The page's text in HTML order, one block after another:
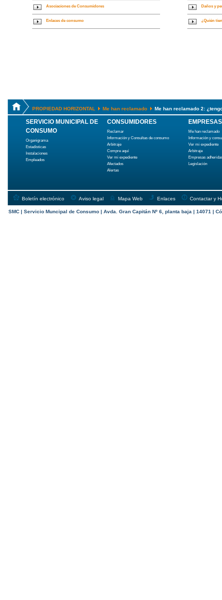
Asociaciones de Consumidores
Enlaces de consumo
Daños y
¿Quién
PROPIEDAD HORIZONTAL Me han reclamado Me han reclamado 2:
SERVICIO MUNICIPAL DE
CONSUMO
Organigrama
Estadísticas
Instalaciones
Empleados
CONSUMIDORES
Reclamar
Información y Consultas de consumo
Arbitraje
Compre aquí
Ver mi expediente
Afectados
Alertas
EMPRESAS
Me han reclamado
Información y
Ver mi expediente
Arbitraje
Empresas
Legislación
Boletín electrónico Aviso legal Mapa Web Enlaces Contactar y
SMC | Servicio Muncipal de Consumo | Avda. Gran Capitán Nº 6, planta baja | 14071 |